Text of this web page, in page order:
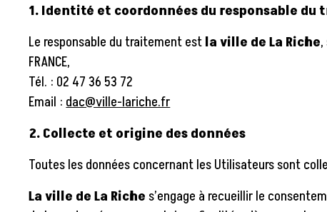
1. Identité et coordonnées du responsable du
Le responsable du traitement estla ville de La Riche
FRANCE,
Tél. : 02 47 36 53 72
Email :dac@ville-lariche.fr
2. Collecte et origine des données
Toutes les données concernant les Utilisateurs sont
La ville de La Riches’engage à recueillir le